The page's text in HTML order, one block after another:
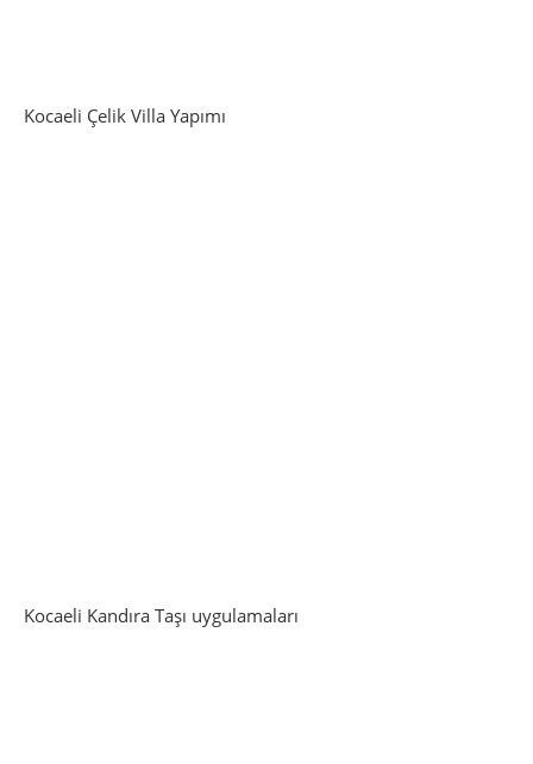
Kocaeli Çelik Villa Yapımı
Kocaeli Kandıra Taşı uygulamaları